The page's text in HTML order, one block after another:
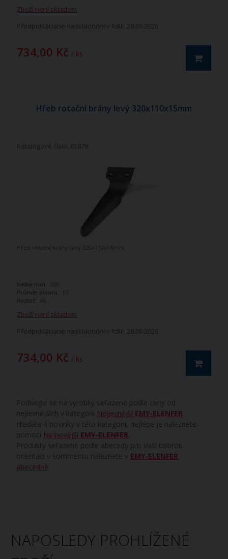
Zboží není skladem
Předpokládané naskladnění v Itálii: 28.09.2026
734,00 Kč / ks
Hřeb rotační brány levý 320x110x15mm
Katalogové číslo: 65878
Zboží není skladem
Předpokládané naskladnění v Itálii: 28.09.2026
734,00 Kč / ks
Hřeb rotační brány levý 320x110x15mm
Délka mm:
Průměr otvoru:
17
Rozteč: 66
Podívejte se na výrobky seřazené podle ceny od
nejlevnějších v kategorii Nejlevnější EMY-ELENFER
Hledáte-li novinky v této kategorii, nejlépe je naleznete
pomocí Nejnovější EMY-ELENFER
Produkty seřazené podle abecedy pro Vaši dobrou
orientaci v sortimentu naleznete v EMY-ELENFER
abecedně
NAPOSLEDY PROHLÍŽENÉ